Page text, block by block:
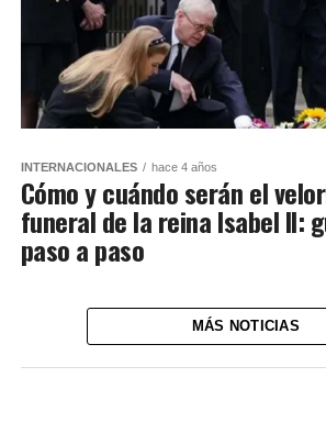
INTERNACIONALES hace 4 años
Cómo y cuándo serán el
funeral de la reina Isabel II:
paso a paso
MÁS NOTICIAS